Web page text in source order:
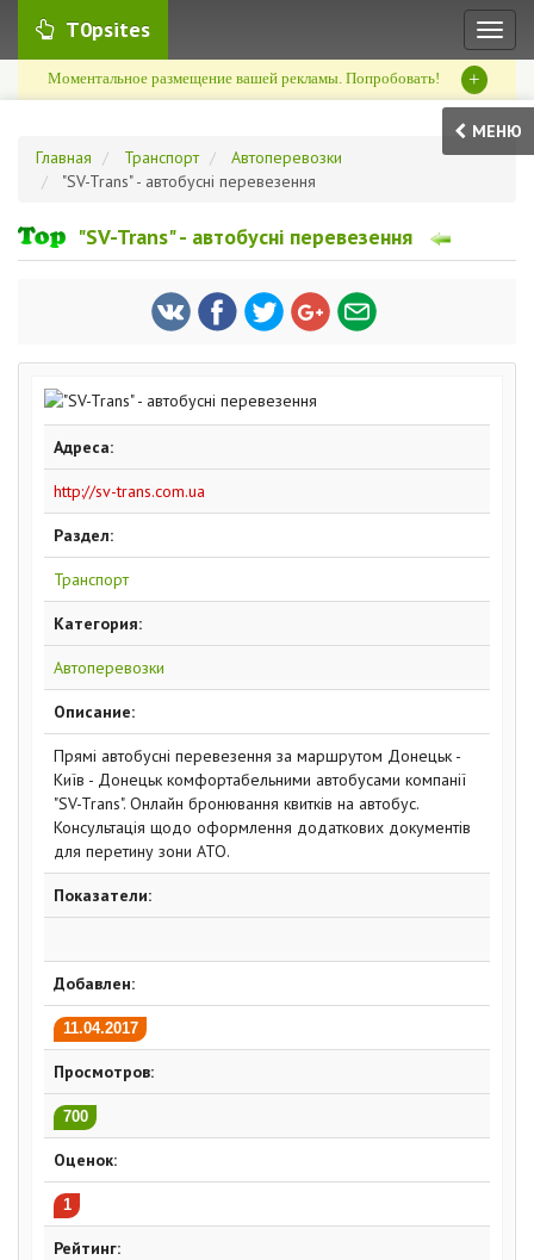
T0psites
Моментальное размещение вашей рекламы. Попробовать! +
МЕНЮ
Главная
Транспорт
Автоперевозки
"SV-Trans" - автобусні перевезення
"SV-Trans" - автобусні перевезення
Адреса:
http://sv-trans.com.ua
Раздел:
Транспорт
Категория:
Автоперевозки
Описание:
Прямі автобусні перевезення за маршрутом Донецьк -
Київ - Донецьк комфортабельними автобусами компанії
"SV-Trans". Онлайн бронювання квитків на автобус.
Консультація щодо оформлення додаткових документів
для перетину зони АТО.
Показатели:
Добавлен:
11.04.2017
Просмотров:
700
Оценок:
1
Рейтинг: